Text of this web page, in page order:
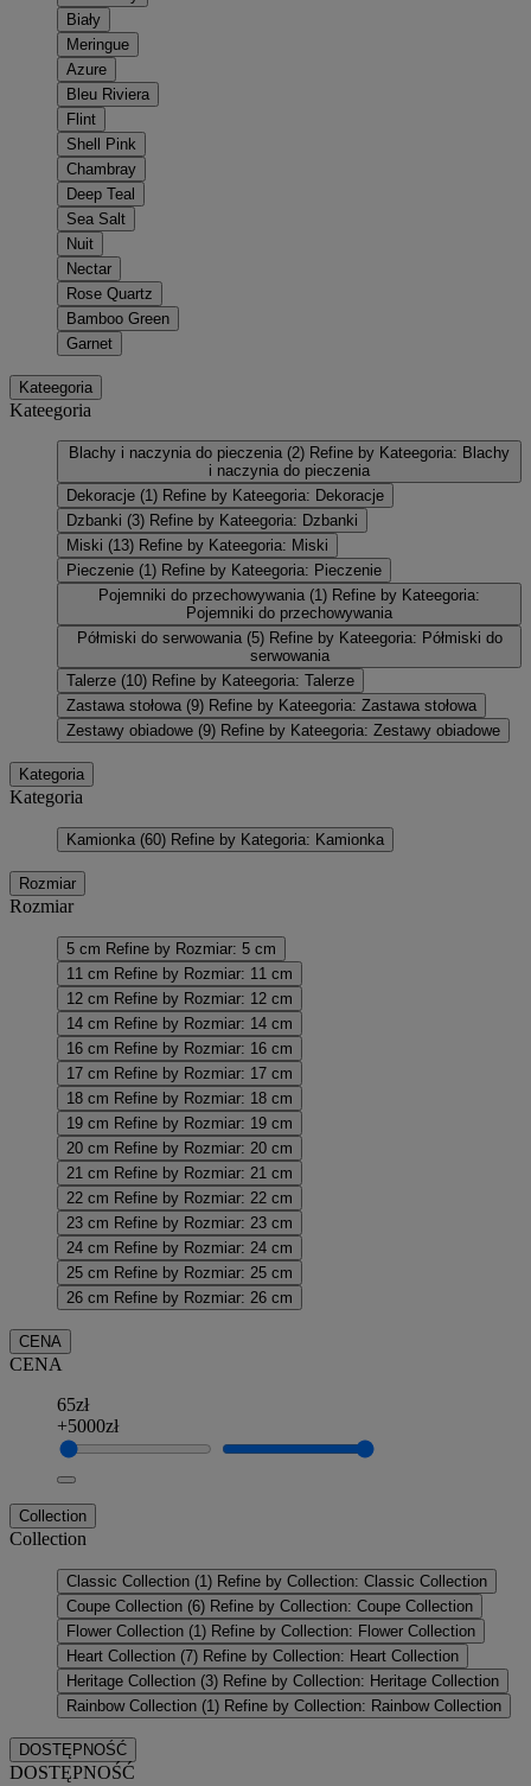
Biały
Meringue
Azure
Bleu Riviera
Flint
Shell Pink
Chambray
Deep Teal
Sea Salt
Nuit
Nectar
Rose Quartz
Bamboo Green
Garnet
Kateegoria
Kateegoria
Blachy i naczynia do pieczenia (2) Refine by Kateegoria: Blachy
i naczynia do pieczenia
Dekoracje (1) Refine by Kateegoria: Dekoracje
Dzbanki (3) Refine by Kateegoria: Dzbanki
Miski (13) Refine by Kateegoria: Miski
Pieczenie (1) Refine by Kateegoria: Pieczenie
Pojemniki do przechowywania (1) Refine by Kateegoria:
Pojemniki do przechowywania
Półmiski do serwowania (5) Refine by Kateegoria: Półmiski do
serwowania
Talerze (10) Refine by Kateegoria: Talerze
Zastawa stołowa (9) Refine by Kateegoria: Zastawa stołowa
Zestawy obiadowe (9) Refine by Kateegoria: Zestawy obiadowe
Kategoria
Kategoria
Kamionka (60) Refine by Kategoria: Kamionka
Rozmiar
Rozmiar
5 cm Refine by Rozmiar: 5 cm
11 cm Refine by Rozmiar: 11 cm
12 cm Refine by Rozmiar: 12 cm
14 cm Refine by Rozmiar: 14 cm
16 cm Refine by Rozmiar: 16 cm
17 cm Refine by Rozmiar: 17 cm
18 cm Refine by Rozmiar: 18 cm
19 cm Refine by Rozmiar: 19 cm
20 cm Refine by Rozmiar: 20 cm
21 cm Refine by Rozmiar: 21 cm
22 cm Refine by Rozmiar: 22 cm
23 cm Refine by Rozmiar: 23 cm
24 cm Refine by Rozmiar: 24 cm
25 cm Refine by Rozmiar: 25 cm
26 cm Refine by Rozmiar: 26 cm
CENA
CENA
65zł
+5000zł
Collection
Collection
Classic Collection (1) Refine by Collection: Classic Collection
Coupe Collection (6) Refine by Collection: Coupe Collection
Flower Collection (1) Refine by Collection: Flower Collection
Heart Collection (7) Refine by Collection: Heart Collection
Heritage Collection (3) Refine by Collection: Heritage Collection
Rainbow Collection (1) Refine by Collection: Rainbow Collection
DOSTĘPNOŚĆ
DOSTĘPNOŚĆ